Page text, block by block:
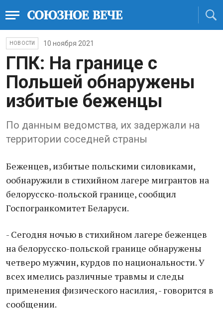
НОВОСТИ 10 ноября 2021
ГПК: На границе с
Польшей обнаружены
избитые беженцы
По данным ведомства, их задержали на
территории соседней страны
Беженцев, избитые польскими силовиками,
ообнаружили в стихийном лагере мигрантов на
белорусско-польской границе, сообщил
Госпогранкомитет Беларуси.
- Сегодня ночью в стихийном лагере беженцев
на белорусско-польской границе обнаружены
четверо мужчин, курдов по национальности. У
всех имелись различные травмы и следы
применения физического насилия, - говорится в
сообщении.